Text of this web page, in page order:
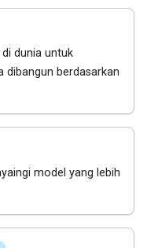
dunia untuk
dibangun berdasarkan
model yang lebih